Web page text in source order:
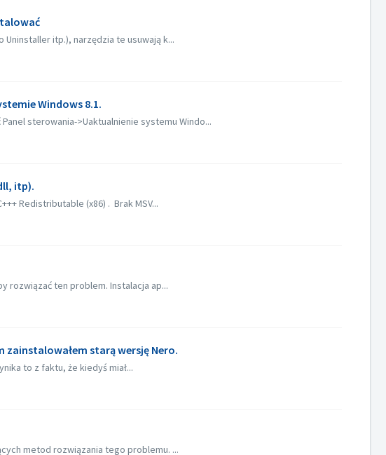
itp.), narzędzia te usuwają k...
Windows 8.1.
sterowania->Uaktualnienie systemu Windo...
itp).
Redistributable (x86) . Brak MSV...
rozwiązać ten problem. Instalacja ap...
starą wersję Nero.
to z faktu, że kiedyś miał...
metod rozwiązania tego problemu. ...